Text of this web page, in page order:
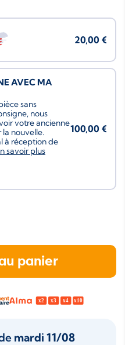
20,00 €
AVEC MA
sans
nous
votre ancienne
nouvelle.
à réception de
savoir plus
100,00 €
panier
mardi 11/08